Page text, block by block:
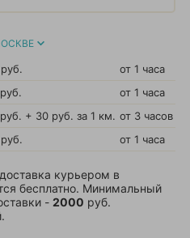
от 1 часа
от 1 часа
+ 30 руб. за 1 км. от 3 часов
от 1 часа
курьером в
бесплатно. Минимальный
- 2000 руб.